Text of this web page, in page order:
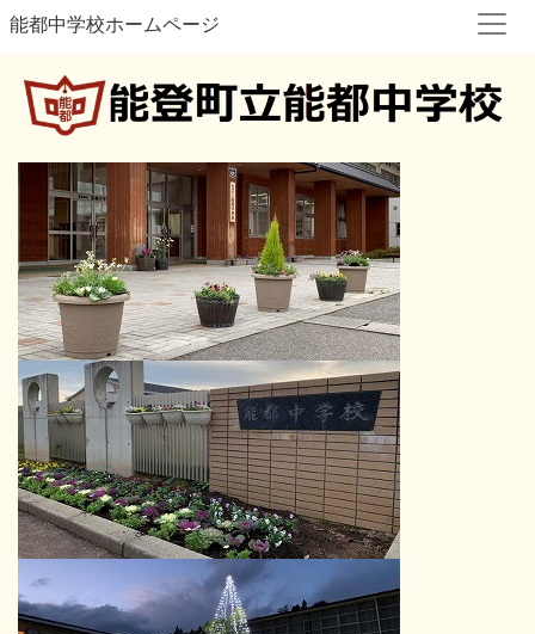
能都中学校ホームページ